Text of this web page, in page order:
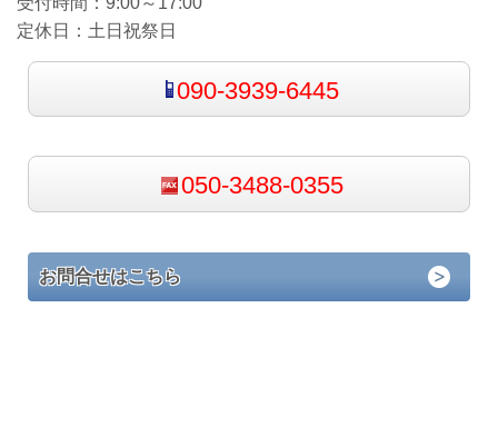
定休日： 土日祝祭日
090-3939-6445
050-3488-0355
お問合せはこちら